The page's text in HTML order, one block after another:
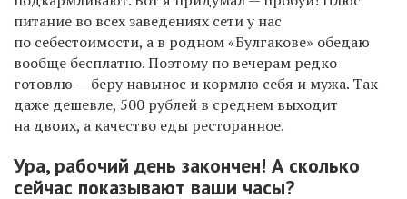
питание во всех заведениях сети у нас
по себестоимости, а в родном «Булгакове» обедаю
вообще бесплатно. Поэтому по вечерам редко
готовлю — беру навынос и кормлю себя и мужа. Так
даже дешевле, 500 рублей в среднем выходит
на двоих, а качество еды ресторанное.
Ура, рабочий день закончен! А сколько
сейчас показывают ваши часы?